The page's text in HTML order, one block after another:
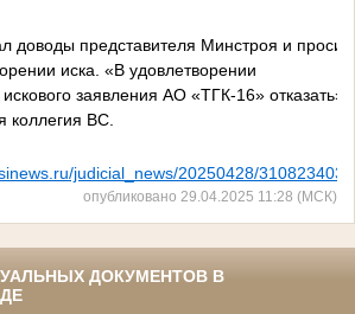
доводы представителя Минстроя и просил
иска. «В удовлетворении
заявления АО «ТГК-16»
коллегия ВС.
judicial_news/20250428/
опубликовано 29.04.2025 11:28 (МСК)
ДОКУМЕНТОВ В